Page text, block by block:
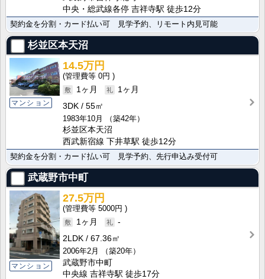
中央・総武線各停 吉祥寺駅 徒歩12分
契約金を分割・カード払い可 見学予約、リモート内見可能
杉並区本天沼
マンション
14.5万円
0円
1ヶ月
1ヶ月
3DK
55㎡
1983年10月
（築42年）
杉並区本天沼
西武新宿線 下井草駅 徒歩12分
契約金を分割・カード払い可 見学予約、先行申込み受付可
武蔵野市中町
マンション
27.5万円
5000円
1ヶ月
-
2LDK
67.36㎡
2006年2月
（築20年）
武蔵野市中町
中央線 吉祥寺駅 徒歩17分